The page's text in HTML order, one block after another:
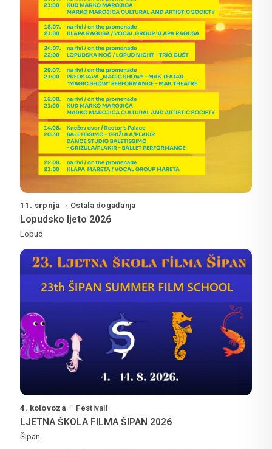
11. srpnja Ostala događanja
Lopudsko ljeto 2026
Lopud
4. kolovoza Festivali
LJETNA ŠKOLA FILMA ŠIPAN 2026
Šipan